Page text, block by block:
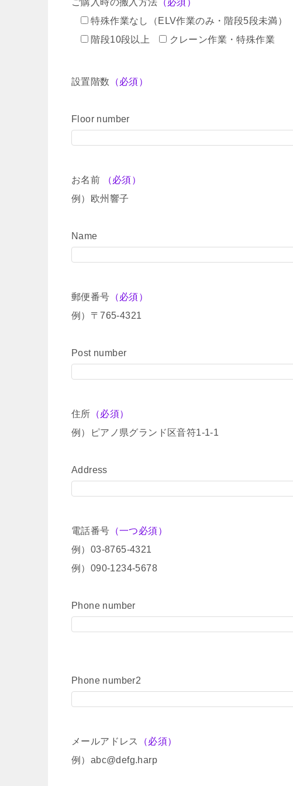
特殊作業なし（ELV作業のみ・階段5段未満）
階段10段以上
クレーン作業・特殊作業
設置階数 （必須）
Floor number
お名前
（必須）
例）欧州響子
Name
郵便番号 （必須）
例）〒765-4321
Post number
住所 （必須）
例）ピアノ県グランド区音符1-1-1
Address
電話番号 （一つ必須）
例）03-8765-4321
例）090-1234-5678
Phone number
Phone number2
メールアドレス
（必須）
例）abc@defg.harp